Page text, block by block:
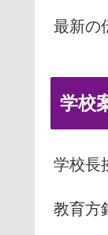
最新の
学校
学校長
教育方